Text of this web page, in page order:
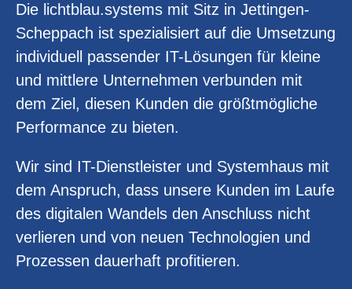
Die lichtblau.systems mit Sitz in Jettingen-
Scheppach ist spezialisiert auf die Umsetzung
individuell passender IT-Lösungen für kleine
und mittlere Unternehmen verbunden mit
dem Ziel, diesen Kunden die größtmögliche
Performance zu bieten.
Wir sind IT-Dienstleister und Systemhaus mit
dem Anspruch, dass unsere Kunden im Laufe
des digitalen Wandels den Anschluss nicht
verlieren und von neuen Technologien und
Prozessen dauerhaft profitieren.